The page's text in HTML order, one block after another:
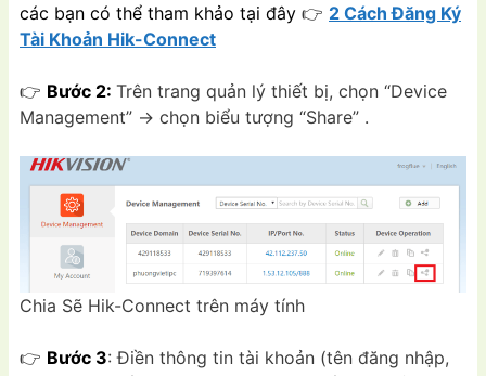
các bạn có thể tham khảo tại đây 👉 2 Cách Đăng Ký
Tài Khoản Hik-Connect
👉 Bước 2: Trên trang quản lý thiết bị, chọn “Device
Management” → chọn biểu tượng “Share” .
Chia Sẽ Hik-Connect trên máy tính
👉 Bước 3: Điền thông tin tài khoản (tên đăng nhập,